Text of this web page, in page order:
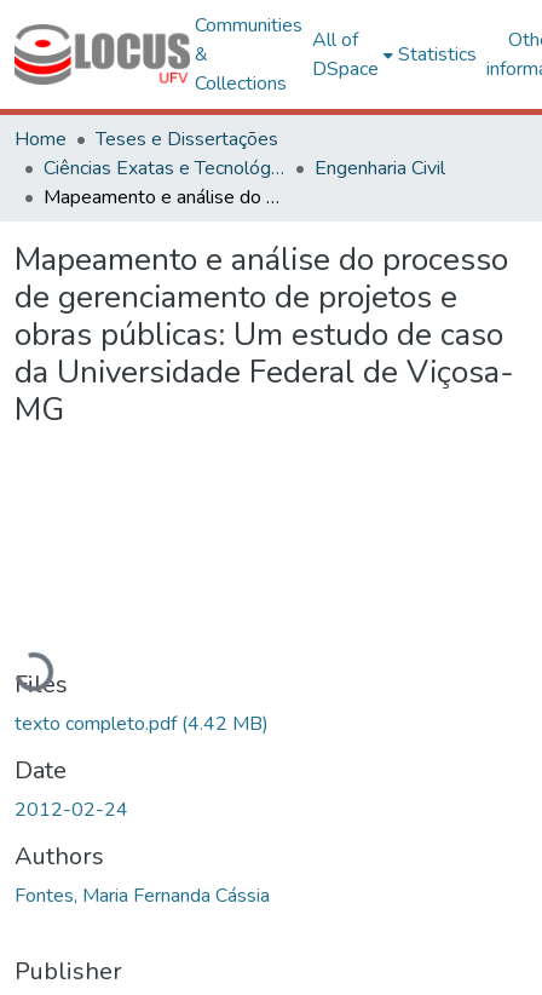
Communities
&
Collections
All of
DSpace
Statistics
Home
Teses e Dissertações
Ciências Exatas e Tecnológicas
Engenharia Civil
Mapeamento e análise do processo de gerenciamento de projetos e obras públicas: Um estudo de caso da Universidade Federal de Viçosa-MG
Mapeamento e análise do processo
de gerenciamento de projetos e
obras públicas: Um estudo de caso
da Universidade Federal de Viçosa-
MG
Loading...
Files
texto completo.pdf(4.42 MB)
Date
2012-02-24
Authors
Fontes, Maria Fernanda Cássia
Publisher